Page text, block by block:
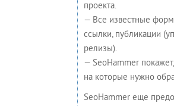
проекта.
— Все известные
ссылки, публикации
релизы).
— SeoHammer
на которые нужно
SeoHammer еще